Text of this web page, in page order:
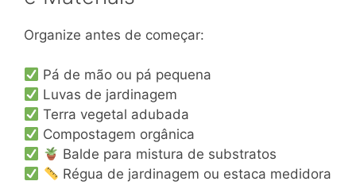
Organize antes de começar:
Pá de mão ou pá pequena
Luvas de jardinagem
Terra vegetal adubada
Compostagem orgânica
Balde para mistura de substratos
Régua de jardinagem ou estaca medidora